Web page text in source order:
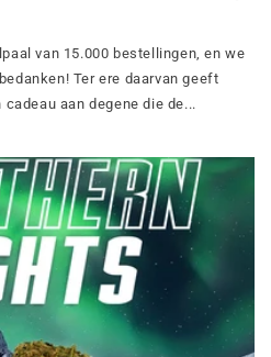
van 15.000 bestellingen, en we
Ter ere daarvan geeft
aan degene die de...